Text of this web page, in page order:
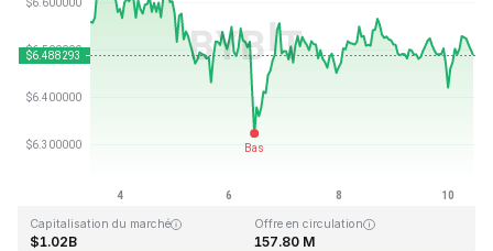
Dernière mise à jour : 2026-08-10, 11:07 GMT+0
Capitalisation du marché
$1.02B
Offre en circulation
157.80 M